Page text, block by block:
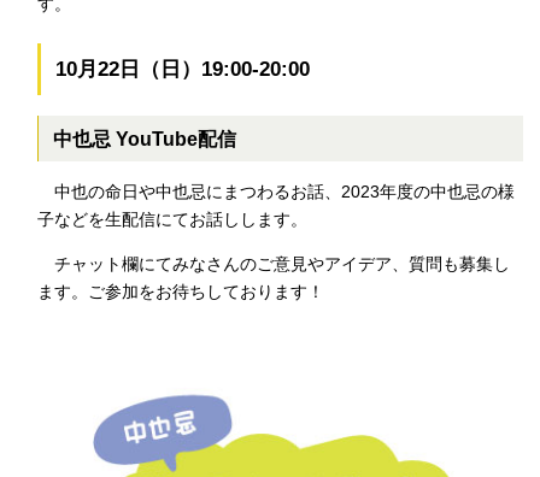
す。
10月22日（日）19:00-20:00
中也忌 YouTube配信
中也の命日や中也忌にまつわるお話、2023年度の中也忌の様
子などを生配信にてお話しします。
チャット欄にてみなさんのご意見やアイデア、質問も募集し
ます。ご参加をお待ちしております！